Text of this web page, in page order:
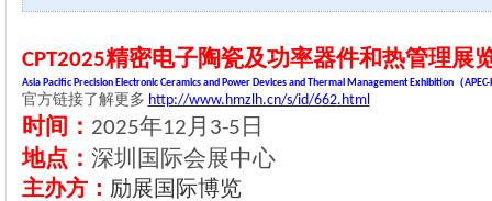
CPT2025精密电子陶瓷及功率器件和热管理展
Asia Pacific Precision Electronic Ceramics and Power Devices and Thermal Management Exhibition（
官方链接了解更多 http://www.hmzlh.cn/s/id/662.html
时间： 2025年12月 3-5 日
地点： 深圳国际会展中心
主办方： 励展国际博览